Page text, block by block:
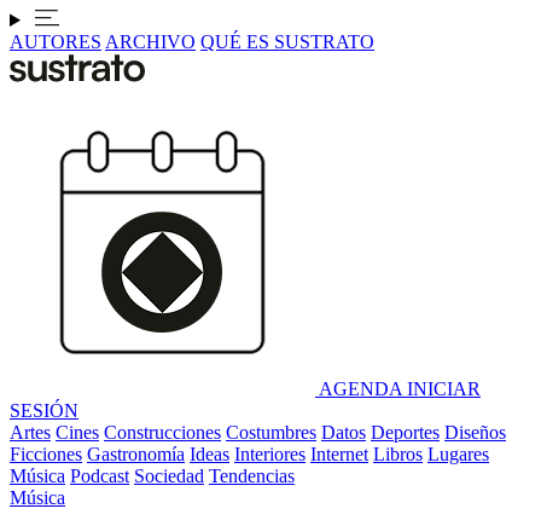
AUTORES ARCHIVO QUÉ ES SUSTRATO
AGENDA INICIAR
SESIÓN
Artes Cines Construcciones Costumbres Datos Deportes Diseños
Ficciones Gastronomía Ideas Interiores Internet Libros Lugares
Música Podcast Sociedad Tendencias
Música